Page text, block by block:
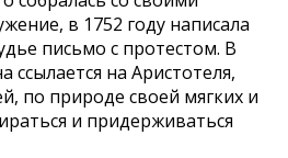
в 1752 году написала
письмо с протестом. В
ссылается на Аристотеля,
по природе своей мягких и
и придерживаться